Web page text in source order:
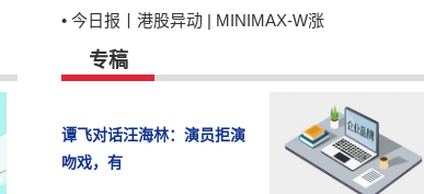
• 今日报丨港股异动 | MINIMAX-W涨
专稿
谭飞对话汪海林：演员拒演
吻戏，有